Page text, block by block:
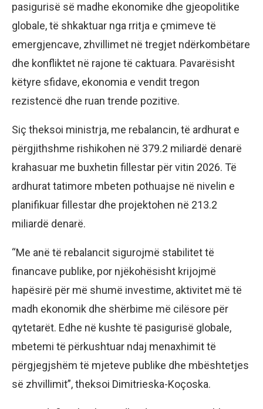
pasigurisë së madhe ekonomike dhe gjeopolitike
globale, të shkaktuar nga rritja e çmimeve të
emergjencave, zhvillimet në tregjet ndërkombëtare
dhe konfliktet në rajone të caktuara. Pavarësisht
këtyre sfidave, ekonomia e vendit tregon
rezistencë dhe ruan trende pozitive.
Siç theksoi ministrja, me rebalancin, të ardhurat e
përgjithshme rishikohen në 379.2 miliardë denarë
krahasuar me buxhetin fillestar për vitin 2026. Të
ardhurat tatimore mbeten pothuajse në nivelin e
planifikuar fillestar dhe projektohen në 213.2
miliardë denarë.
“Me anë të rebalancit sigurojmë stabilitet të
financave publike, por njëkohësisht krijojmë
hapësirë për më shumë investime, aktivitet më të
madh ekonomik dhe shërbime më cilësore për
qytetarët. Edhe në kushte të pasigurisë globale,
mbetemi të përkushtuar ndaj menaxhimit të
përgjegjshëm të mjeteve publike dhe mbështetjes
së zhvillimit”, theksoi Dimitrieska-Koçoska.